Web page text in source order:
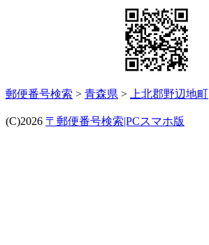
郵便番号検索 > 青森県 > 上北郡野辺地町
(C)2026 〒郵便番号検索|PCスマホ版